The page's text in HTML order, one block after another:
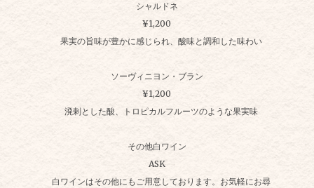
シャルドネ
¥1,200
果実の旨味が豊かに感じられ、酸味と調和した味わい
ソーヴィニヨン・ブラン
¥1,200
溌剌とした酸、トロピカルフルーツのような果実味
その他白ワイン
ASK
白ワインはその他にもご用意しております。お気軽にお尋